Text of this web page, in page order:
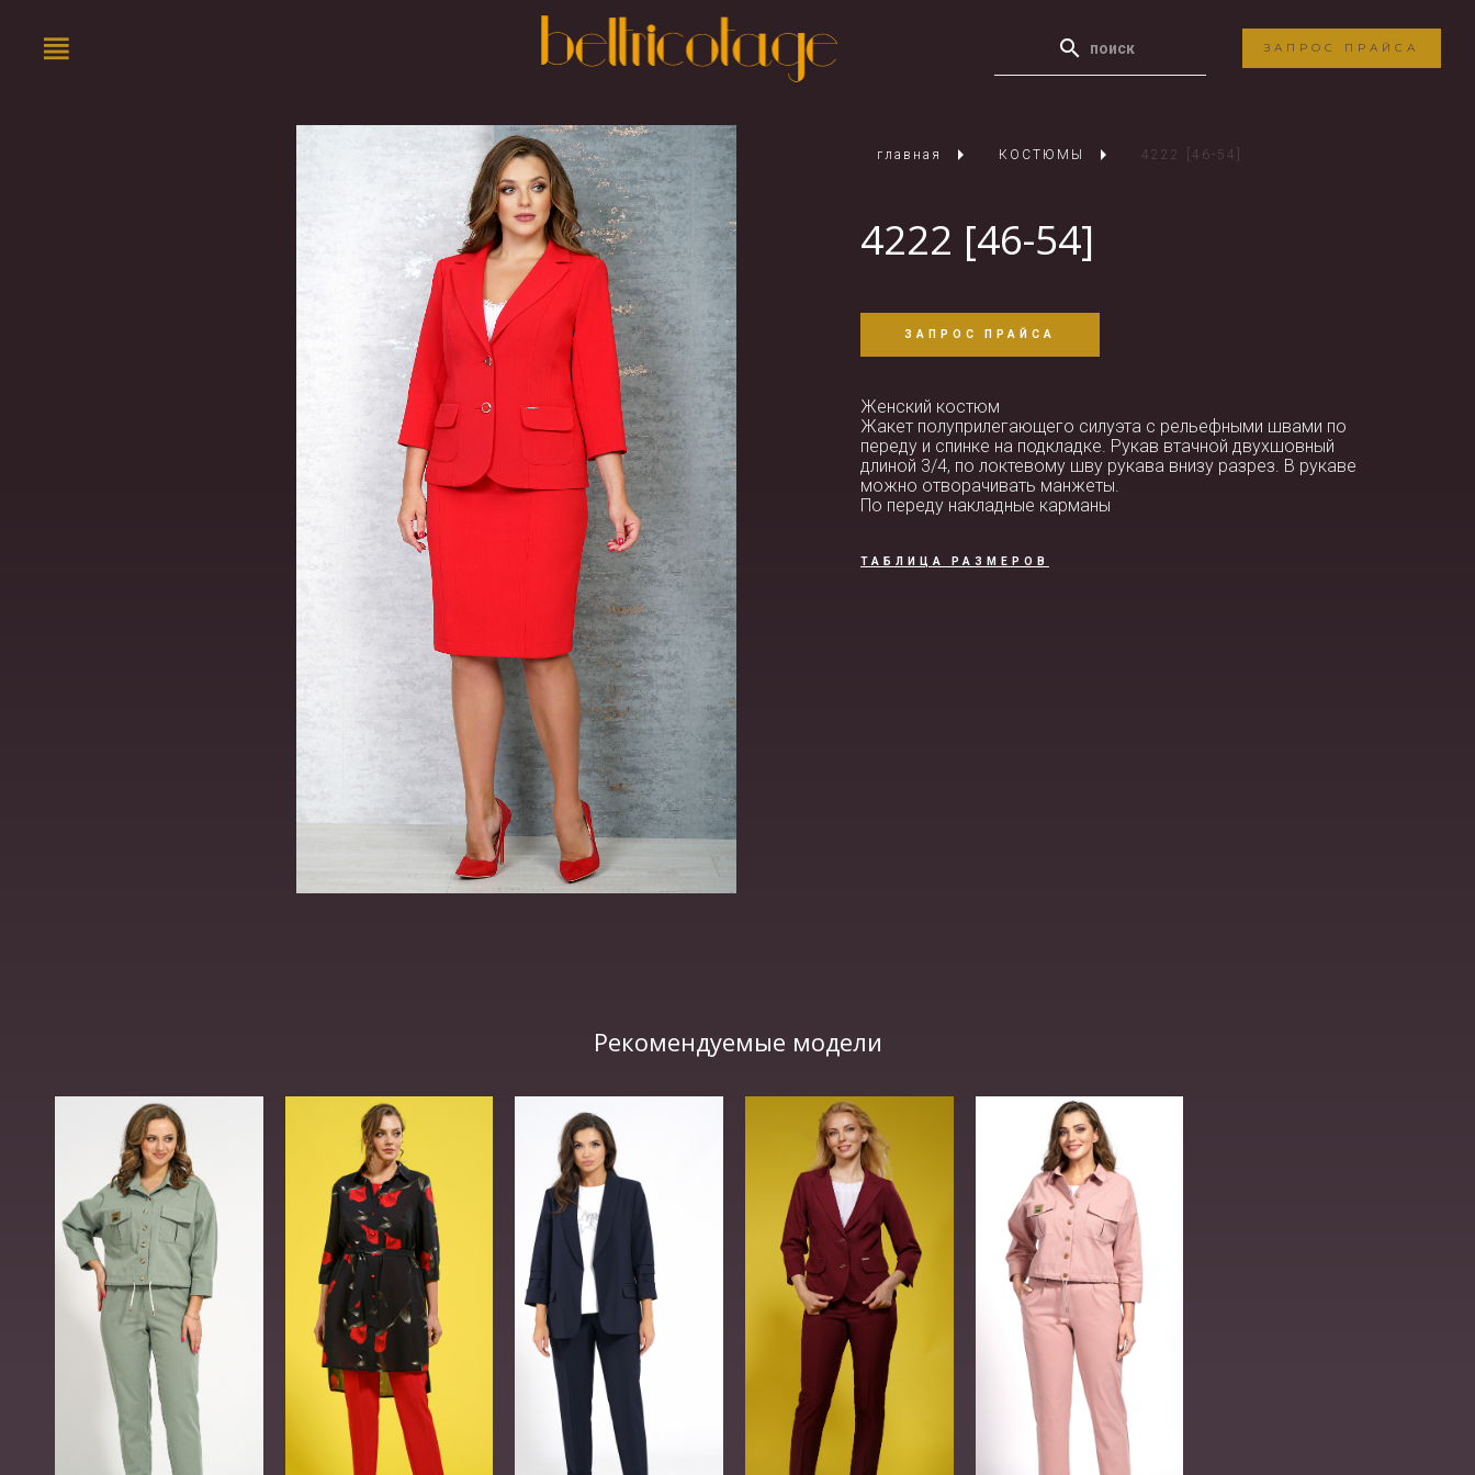
ЗАПРОС ПРАЙСА
главная КОСТЮМЫ 4222 [46-54]
4222 [46-54]
ЗАПРОС ПРАЙСА
Женский костюм
Жакет полуприлегающего силуэта с рельефными швами по
переду и спинке на подкладке. Рукав втачной двухшовный
длиной 3/4, по локтевому шву рукава внизу разрез. В рукаве
можно отворачивать манжеты.
По переду накладные карманы
ТАБЛИЦА РАЗМЕРОВ
Рекомендуемые модели